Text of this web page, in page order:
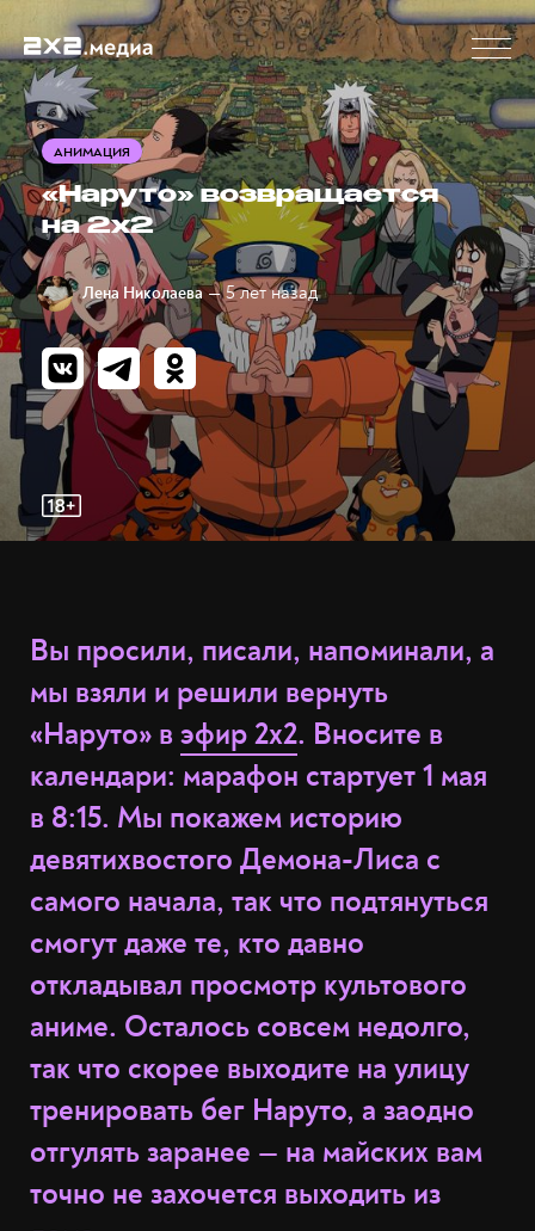
АНИМАЦИЯ
«Наруто» возвращается
на 2х2
Лена Николаева — 5 лет назад
Вы просили, писали, напоминали, а
мы взяли и решили вернуть
«Наруто» вэфир 2х2. Вносите в
календари: марафон стартует 1 мая
в 8:15. Мы покажем историю
девятихвостого Демона-Лиса с
самого начала, так что подтянуться
смогут даже те, кто давно
откладывал просмотр культового
аниме. Осталось совсем недолго,
так что скорее выходите на улицу
тренировать бег Наруто, а заодно
отгулять заранее — на майских вам
точно не захочется выходить из